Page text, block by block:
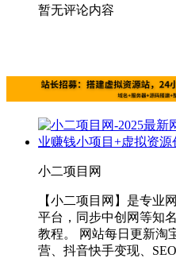
暂无评论内容
小二项目网
【小二项目网】是专业
平台，同步中创网等知
教程。 网站每日更新淘
营、抖音快手变现、